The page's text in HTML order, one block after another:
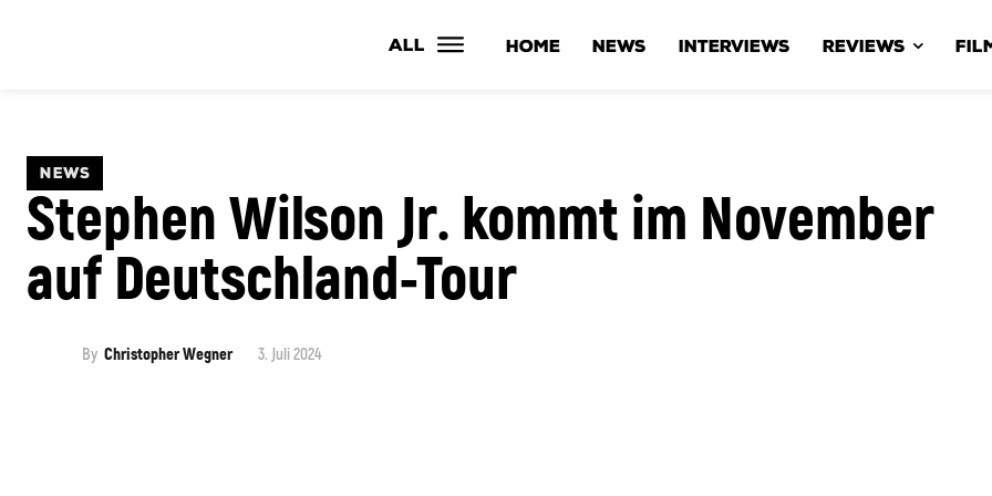
ALL HOME NEWS INTERVIEWS REVIEWS
NEWS
Stephen Wilson Jr. kommt im November
auf Deutschland-Tour
By Christopher Wegner 3. Juli 2024